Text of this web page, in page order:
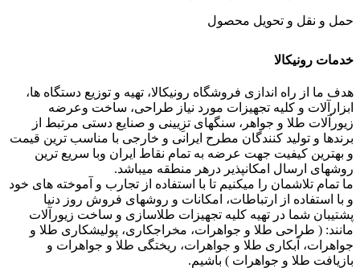
حمل و نقل و تحویل محصول
خدمات رونیکالا
هدف ما از راه اندازی فروشگاه رونیکالا، تهیه و توزیع دستگاه ها،
ابزارآلات و کلیه تجهیزات مورد نیاز طراحی، ساخت وعرضه
زیورآلات طلا و جواهر، سنگهای تزِیینی و صنایع دستی مرتبط از
برندها و تولید کنندگان مطرح ایرانی و خارجی با مناسب ترین قیمت
و بهترین کیفیت جهت عرضه به تمام نقاط ایران وبا سریع ترین
روشهای ارسال امکانپذیر درهر منطقه میباشد.
ما تمام تلاشمان را میکنیم تا با استفاده از تجارب و آموخته های خود
و با استفاده از ارتباطات، امکانات و روشهای فروش روز دنیا
پشتیبان شما در تهیه کلیه تجهیزات طلاسازی و ساخت زیورآلات
مانند: ( طراحی طلا و جواهرات، مخراجکاری، پولیشکاری طلا و
جواهرات، آبکاری طلا و جواهرات، ریختگی طلا و جواهرات و
بازیافت طلا و جواهرات ) باشیم.